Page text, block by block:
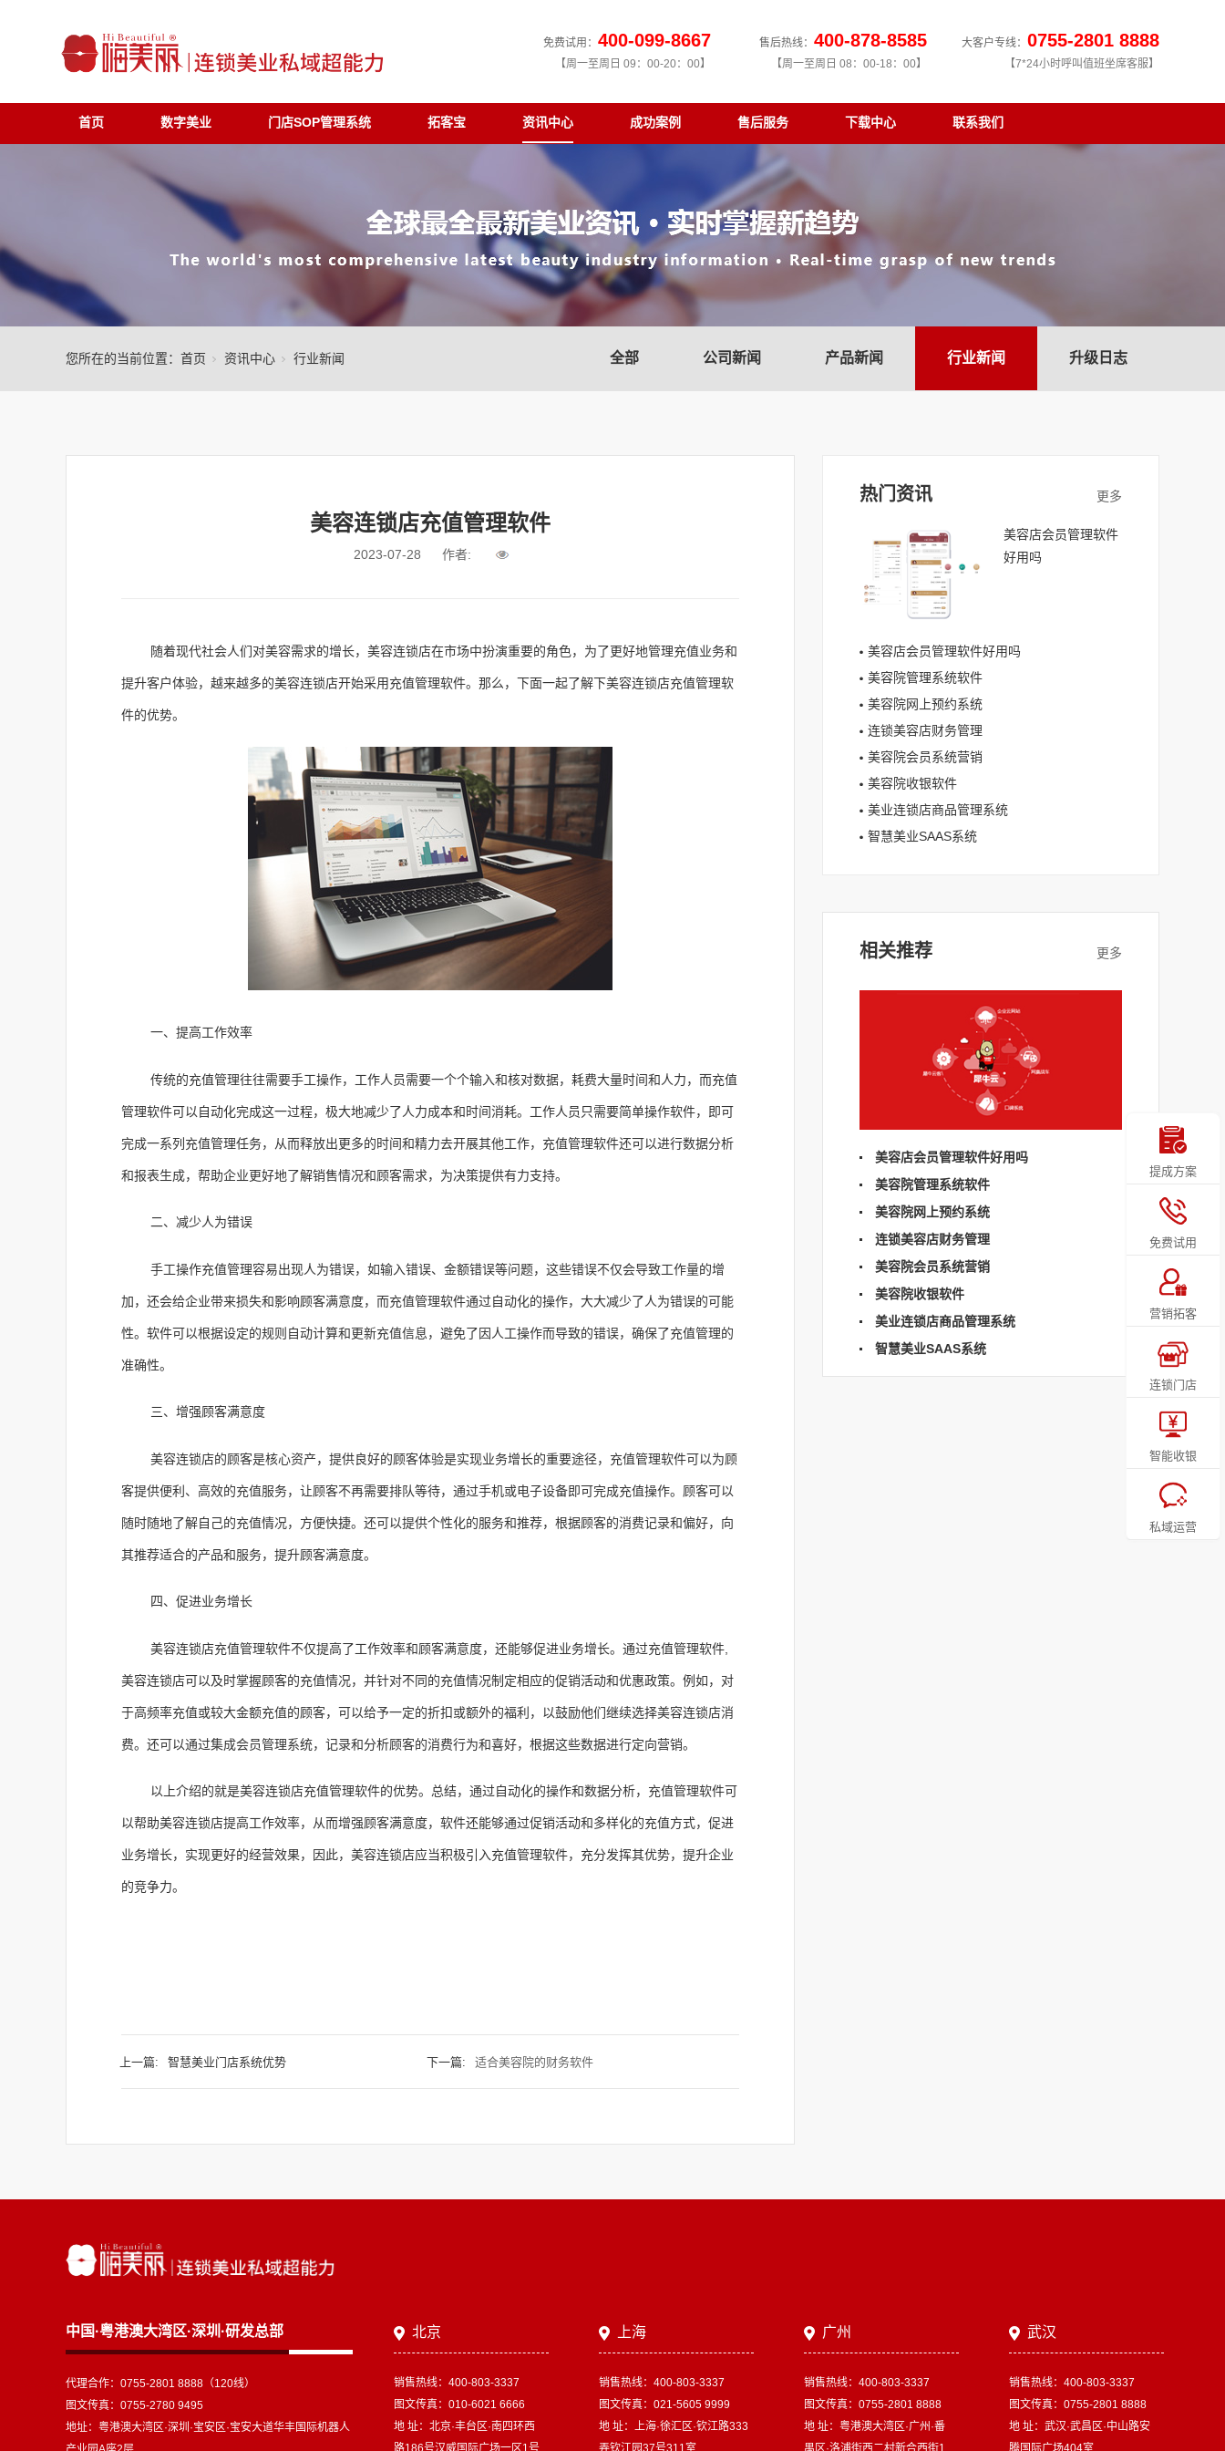
大客户专线： 0755-2801 8888
【7*24小时呼叫值班坐席客服】
售后热线： 400-878-8585
【周一至周日 08：00-18：00】
免费试用： 400-099-8667
【周一至周日 09：00-20：00】
首页 数字美业 门店SOP管理系统 拓客宝 资讯中心 成功案例 售后服务 下载中心 联系我们
全部 公司新闻 产品新闻 行业新闻 升级日志
您所在的当前位置： 首页 资讯中心 行业新闻
美容连锁店充值管理软件
2023-07-28 作者:
随着现代社会人们对美容需求的增长，美容连锁店在市场中扮演重要的角色，为了更好地管理充值业务和
提升客户体验，越来越多的美容连锁店开始采用充值管理软件。那么，下面一起了解下美容连锁店充值管理软
件的优势。
一、提高工作效率
传统的充值管理往往需要手工操作，工作人员需要一个个输入和核对数据，耗费大量时间和人力，而充值
管理软件可以自动化完成这一过程，极大地减少了人力成本和时间消耗。工作人员只需要简单操作软件，即可
完成一系列充值管理任务，从而释放出更多的时间和精力去开展其他工作，充值管理软件还可以进行数据分析
和报表生成，帮助企业更好地了解销售情况和顾客需求，为决策提供有力支持。
二、减少人为错误
手工操作充值管理容易出现人为错误，如输入错误、金额错误等问题，这些错误不仅会导致工作量的增
加，还会给企业带来损失和影响顾客满意度，而充值管理软件通过自动化的操作，大大减少了人为错误的可能
性。软件可以根据设定的规则自动计算和更新充值信息，避免了因人工操作而导致的错误，确保了充值管理的
准确性。
三、增强顾客满意度
美容连锁店的顾客是核心资产，提供良好的顾客体验是实现业务增长的重要途径，充值管理软件可以为顾
客提供便利、高效的充值服务，让顾客不再需要排队等待，通过手机或电子设备即可完成充值操作。顾客可以
随时随地了解自己的充值情况，方便快捷。还可以提供个性化的服务和推荐，根据顾客的消费记录和偏好，向
其推荐适合的产品和服务，提升顾客满意度。
四、促进业务增长
美容连锁店充值管理软件不仅提高了工作效率和顾客满意度，还能够促进业务增长。通过充值管理软件,
美容连锁店可以及时掌握顾客的充值情况，并针对不同的充值情况制定相应的促销活动和优惠政策。例如，对
于高频率充值或较大金额充值的顾客，可以给予一定的折扣或额外的福利，以鼓励他们继续选择美容连锁店消
费。还可以通过集成会员管理系统，记录和分析顾客的消费行为和喜好，根据这些数据进行定向营销。
以上介绍的就是美容连锁店充值管理软件的优势。总结，通过自动化的操作和数据分析，充值管理软件可
以帮助美容连锁店提高工作效率，从而增强顾客满意度，软件还能够通过促销活动和多样化的充值方式，促进
业务增长，实现更好的经营效果，因此，美容连锁店应当积极引入充值管理软件，充分发挥其优势，提升企业
的竞争力。
上一篇: 智慧美业门店系统优势 下一篇: 适合美容院的财务软件
热门资讯
美容店会员管理软件
好用吗
美容店会员管理软件好用吗
美容院管理系统软件
美容院网上预约系统
连锁美容店财务管理
美容院会员系统营销
美容院收银软件
美业连锁店商品管理系统
智慧美业SAAS系统
相关推荐
美容店会员管理软件好用吗
美容院管理系统软件
美容院网上预约系统
连锁美容店财务管理
美容院会员系统营销
美容院收银软件
美业连锁店商品管理系统
智慧美业SAAS系统
中国·粤港澳大湾区·深圳·研发总部
代理合作：0755-2801 8888（120线）
图文传真：0755-2780 9495
地址：粤港澳大湾区·深圳·宝安区·宝安大道华丰国际机器人
北京
销售热线：400-803-3337
图文传真：010-6021 6666
地 址：北京·丰台区·南四环西
路186号汉威国际广场一区1号
上海
销售热线：400-803-3337
图文传真：021-5605 9999
地 址：上海·徐汇区·钦江路333
弄钦江园37号311室
广州
销售热线：400-803-3337
图文传真：0755-2801 8888
地 址：粤港澳大湾区·广州·番
禺区·洛浦街西二村新合西街1
武汉
销售热线：400-803-3337
图文传真：0755-2801 8888
地 址：武汉·武昌区·中山路安
腾国际广场404室
提成方案
免费试用
营销拓客
连锁门店
智能收银
私域运营